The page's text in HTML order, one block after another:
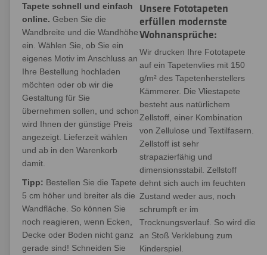
Tapete schnell und einfach
online. Geben Sie die
Wandbreite und die Wandhöhe
ein. Wählen Sie, ob Sie ein
eigenes Motiv im Anschluss an
Ihre Bestellung hochladen
möchten oder ob wir die
Gestaltung für Sie
übernehmen sollen, und schon
wird Ihnen der günstige Preis
angezeigt. Lieferzeit wählen
und ab in den Warenkorb
damit.
Tipp: Bestellen Sie die Tapete
5 cm höher und breiter als die
Wandfläche. So können Sie
noch reagieren, wenn Ecken,
Decke oder Boden nicht ganz
gerade sind! Schneiden Sie
Unsere Fototapeten
erfüllen modernste
Wohnansprüche:
Wir drucken Ihre Fototapete
auf ein Tapetenvlies mit 150
g/m² des Tapetenherstellers
Kämmerer. Die Vliestapete
besteht aus natürlichem
Zellstoff, einer Kombination
von Zellulose und Textilfasern.
Zellstoff ist sehr
strapazierfähig und
dimensionsstabil. Zellstoff
dehnt sich auch im feuchten
Zustand weder aus, noch
schrumpft er im
Trocknungsverlauf. So wird die
an Stoß Verklebung zum
Kinderspiel.